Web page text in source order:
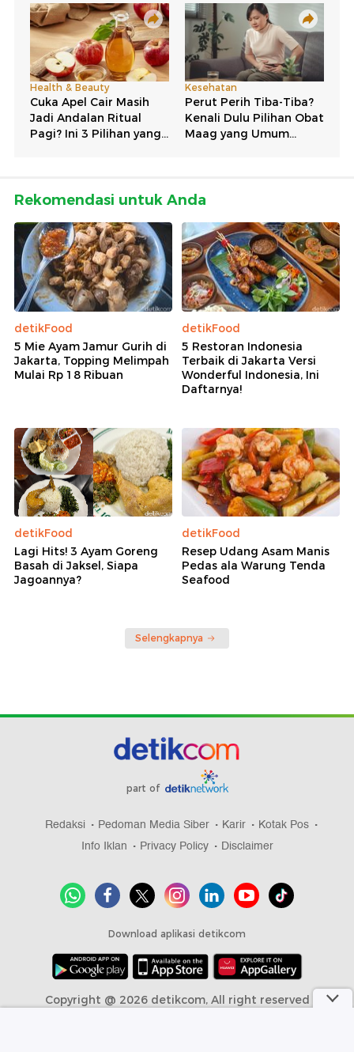
Rekomendasi untuk Anda
detikFood
5 Mie Ayam Jamur Gurih di
Jakarta, Topping Melimpah
Mulai Rp 18 Ribuan
detikFood
5 Restoran Indonesia
Terbaik di Jakarta Versi
Wonderful Indonesia, Ini
Daftarnya!
detikFood
Lagi Hits! 3 Ayam Goreng
Basah di Jaksel, Siapa
Jagoannya?
detikFood
Resep Udang Asam Manis
Pedas ala Warung Tenda
Seafood
Selengkapnya
part of
Redaksi Pedoman Media Siber Karir
Kotak Pos
Info Iklan
Privacy Policy Disclaimer
Download aplikasi detikcom
Copyright @ 2026 detikcom, All right reserved